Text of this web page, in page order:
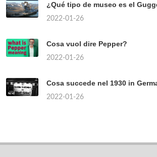
¿Qué tipo de museo es el
2022-01-26
Cosa vuol dire Pepper?
2022-01-26
Cosa succede nel 1930 in
2022-01-26